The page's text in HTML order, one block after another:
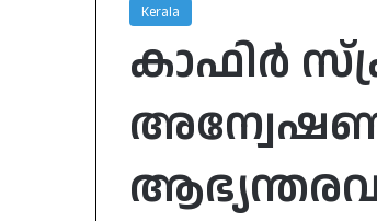
Kerala
കാഫിർ